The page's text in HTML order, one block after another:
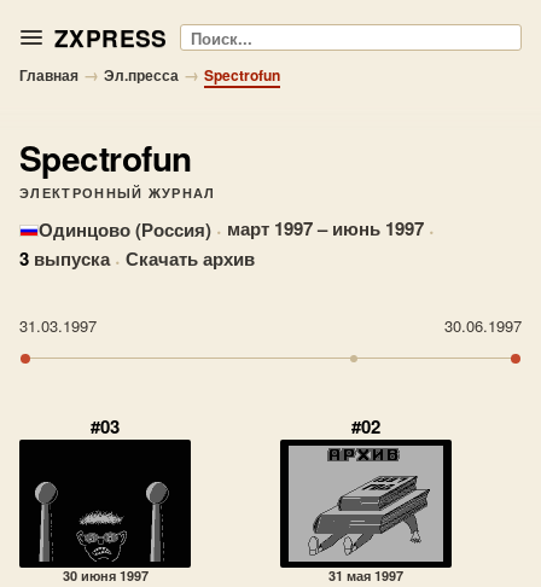
ZXPRESS Поиск
Главная → Эл.пресса → Spectrofun
Spectrofun
ЭЛЕКТРОННЫЙ ЖУРНАЛ
Одинцово (Россия) · март 1997 – июнь 1997 ·
3 выпуска · Скачать архив
31.03.1997 30.06.1997
#03
30 июня 1997
#02
31 мая 1997